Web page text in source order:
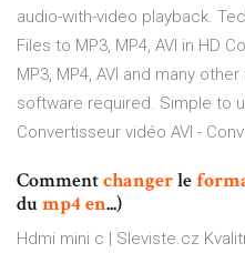
audio-with-video playback.
Files to MP3, MP4, AVI in HD
MP3, MP4, AVI and many
software required. Simple to
Convertisseur vidéo AVI -
Commentchangerle
dump4en...)
Hdmi mini c | Sleviste.cz